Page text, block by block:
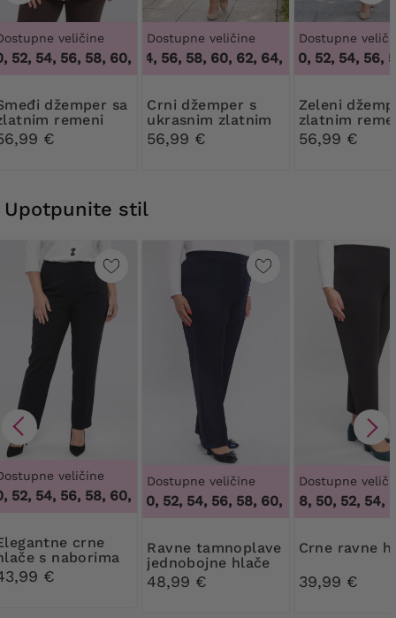
veličine
54, 56, 58, 60, 62, 64,48, 50, 52, 54, 56, 58, 60, 62, 64
sa
remeni
€
Dostupne veličine
52, 54, 56, 58, 60, 62, 64,52, 54, 56, 58,
Crni džemper s
ukrasnim zlatnim
remeni
56,99 €
Dostupne
48, 50, 52, 54, 56,
Zeleni džemper sa
zlatnim
56,99 €
Upotpunite stil
veličine
54, 56, 58, 60, 62, 64,48, 50, 52, 54, 56, 58, 60, 62, 64
crne
s naborima
€
Dostupne veličine
48, 50, 52, 54, 56, 58, 60, 62, 64,48, 50,
Ravne tamnoplave
jednobojne hlače
48,99 €
Dostupne
46, 48, 50, 52, 54,
Crne ravne
39,99 €